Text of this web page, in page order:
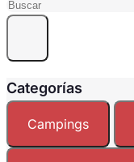
Categorías
Campings